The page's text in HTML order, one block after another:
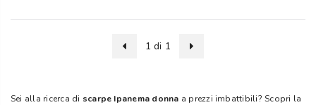
1 di 1
Sei alla ricerca di scarpe Ipanema donna a prezzi imbattibili? Scopri la